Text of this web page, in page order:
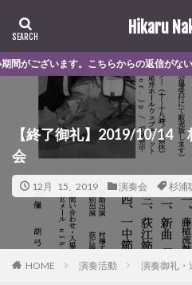
Hikaru
らの返信がない方は、お手数ですが再
【終了御礼】2019/10/14
会
12月 15, 2019 演奏会 杉浦
HOME 演奏活動 演奏御礼・